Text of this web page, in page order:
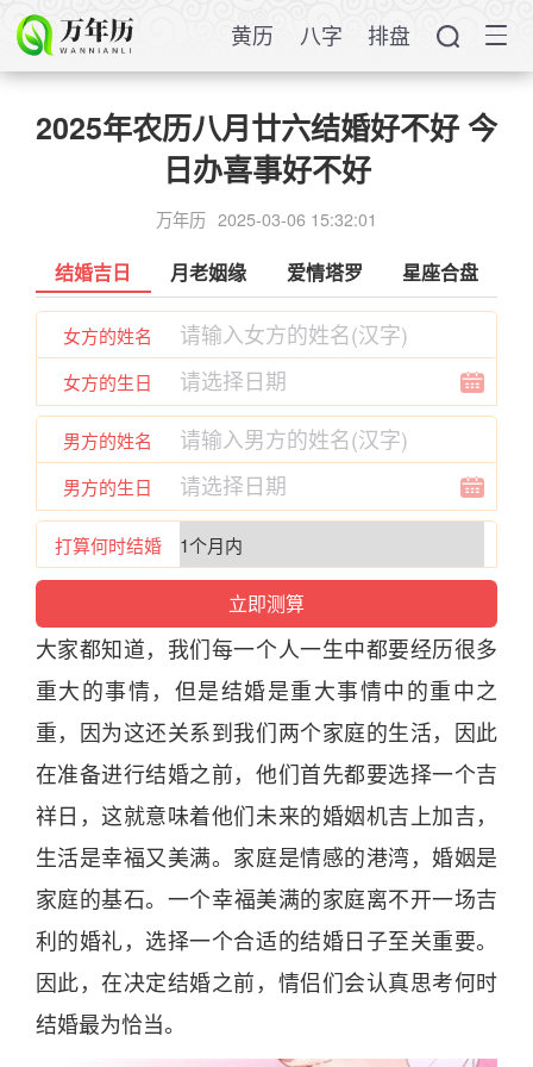
黄历 八字 排盘
2025年农历八月廿六结婚好不好 今
日办喜事好不好
万年历 2025-03-06 15:32:01
结婚吉日 月老姻缘 爱情塔罗 星座合盘
女方的姓名
女方的生日
男方的姓名
男方的生日
打算何时结婚
大家都知道，我们每一个人一生中都要经历很多
重大的事情，但是结婚是重大事情中的重中之
重，因为这还关系到我们两个家庭的生活，因此
在准备进行结婚之前，他们首先都要选择一个吉
祥日 ，这就意味着他们未来的婚姻机吉上加吉，
生活是幸福又美满。家庭是情感的港湾，婚姻是
家庭的基石。一个幸福美满的家庭离不开一场吉
利的婚礼，选择一个合适的结婚日子至关重要。
因此，在决定结婚之前，情侣们会认真思考何时
结婚最为恰当。